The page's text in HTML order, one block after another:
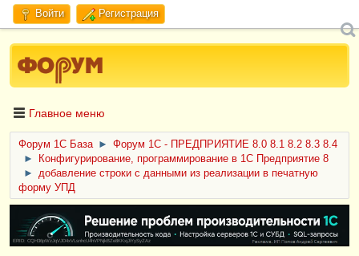
Войти Регистрация
Главное меню
Форум 1C База ►
Форум 1С - ПРЕДПРИЯТИЕ 8.0 8.1 8.2 8.3 8.4
►
Конфигурирование, программирование в 1С Предприятие 8
►
добавление строки с данными из реализации в печатную
форму УПД
ERID: CQH36pWzJqVJD4xVLsnhcU4hVPNjkBZe8KKxjJiYySyZAz